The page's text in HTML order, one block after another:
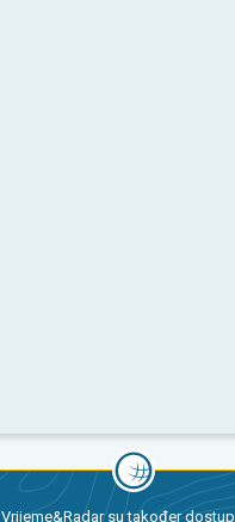
Vrijeme&Radar su također